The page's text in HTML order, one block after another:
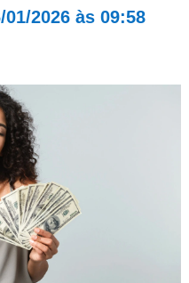
01/2026 às 09:58